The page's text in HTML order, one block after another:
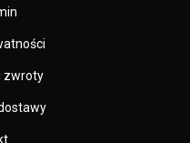
naszych oczu - okulary z powłoką
REVO gwarantują wysoki kontrast,
odwzorowanie wszystkich barw. -
nadruk na lewej soczewce -
zwroty